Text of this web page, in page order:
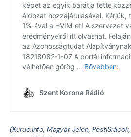
(Kuruc.info, Magyar Jelen,